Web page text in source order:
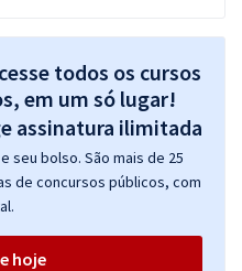
todos os cursos
em um só lugar!
seu bolso. São mais de 25
de concursos públicos, com
hoje